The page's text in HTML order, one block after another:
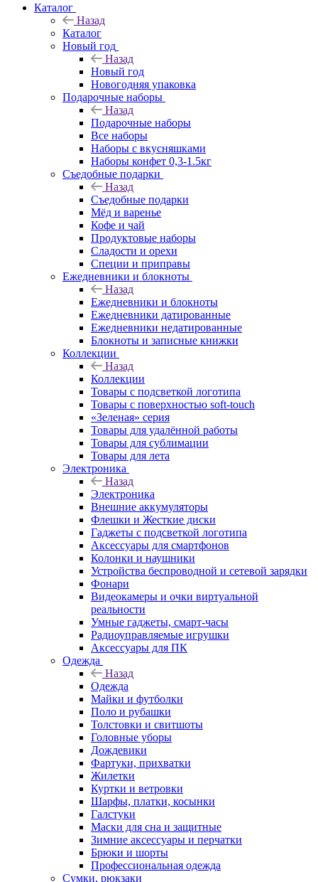
Каталог
Назад
Каталог
Новый год
Назад
Новый год
Новогодняя упаковка
Подарочные наборы
Назад
Подарочные наборы
Все наборы
Наборы с вкусняшками
Наборы конфет 0,3-1.5кг
Съедобные подарки
Назад
Съедобные подарки
Мёд и варенье
Кофе и чай
Продуктовые наборы
Сладости и орехи
Специи и приправы
Ежедневники и блокноты
Назад
Ежедневники и блокноты
Ежедневники датированные
Ежедневники недатированные
Блокноты и записные книжки
Коллекции
Назад
Коллекции
Товары с подсветкой логотипа
Товары с поверхностью soft-touch
«Зеленая» серия
Товары для удалённой работы
Товары для сублимации
Товары для лета
Электроника
Назад
Электроника
Внешние аккумуляторы
Флешки и Жесткие диски
Гаджеты с подсветкой логотипа
Аксессуары для смартфонов
Колонки и наушники
Устройства беспроводной и сетевой зарядки
Фонари
Видеокамеры и очки виртуальной
реальности
Умные гаджеты, смарт-часы
Радиоуправляемые игрушки
Аксессуары для ПК
Одежда
Назад
Одежда
Майки и футболки
Поло и рубашки
Толстовки и свитшоты
Головные уборы
Дождевики
Фартуки, прихватки
Жилетки
Куртки и ветровки
Шарфы, платки, косынки
Галстуки
Маски для сна и защитные
Зимние аксессуары и перчатки
Брюки и шорты
Профессиональная одежда
Сумки, рюкзаки